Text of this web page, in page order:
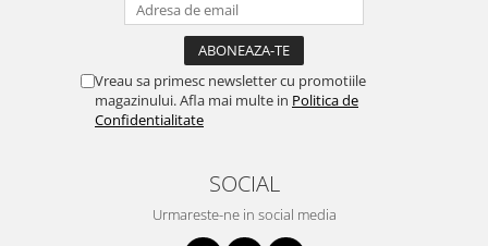
Vreau sa primesc newsletter cu promotiile
magazinului. Afla mai multe in Politica de
Confidentialitate
SOCIAL
Urmareste-ne in social media